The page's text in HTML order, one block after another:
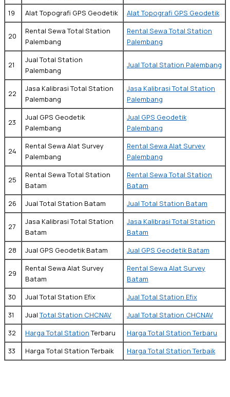
19
Alat Topografi GPS Geodetik Alat Topografi GPS Geodetik
20
Rental Sewa Total Station
Palembang
Rental Sewa Total Station
Palembang
21
Jual Total Station
Palembang
Jual Total Station Palembang
22
Jasa Kalibrasi Total Station
Palembang
Jasa Kalibrasi Total Station
Palembang
23
Jual GPS Geodetik
Palembang
Jual GPS Geodetik
Palembang
24
Rental Sewa Alat Survey
Palembang
Rental Sewa Alat Survey
Palembang
25
Rental Sewa Total Station
Batam
Rental Sewa Total Station
Batam
26
Jual Total Station Batam Jual Total Station Batam
27
Jasa Kalibrasi Total Station
Batam
Jasa Kalibrasi Total Station
Batam
28
Jual GPS Geodetik Batam Jual GPS Geodetik Batam
29
Rental Sewa Alat Survey
Batam
Rental Sewa Alat Survey
Batam
30
Jual Total Station Efix
Jual Total Station Efix
31
JualTotal Station CHCNAV
Jual Total Station CHCNAV
32
Harga Total StationTerbaru
Harga Total Station Terbaru
33
Harga Total Station Terbaik Harga Total Station Terbaik